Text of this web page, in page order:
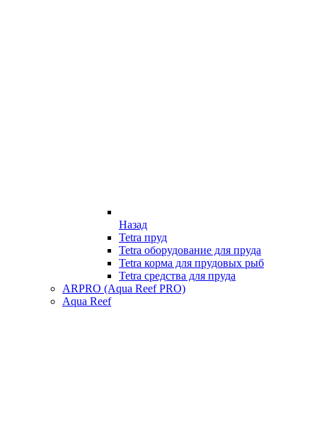
Назад
Tetra пруд
Tetra оборудование для пруда
Tetra корма для прудовых рыб
Tetra средства для пруда
ARPRO (Aqua Reef PRO)
Aqua Reef